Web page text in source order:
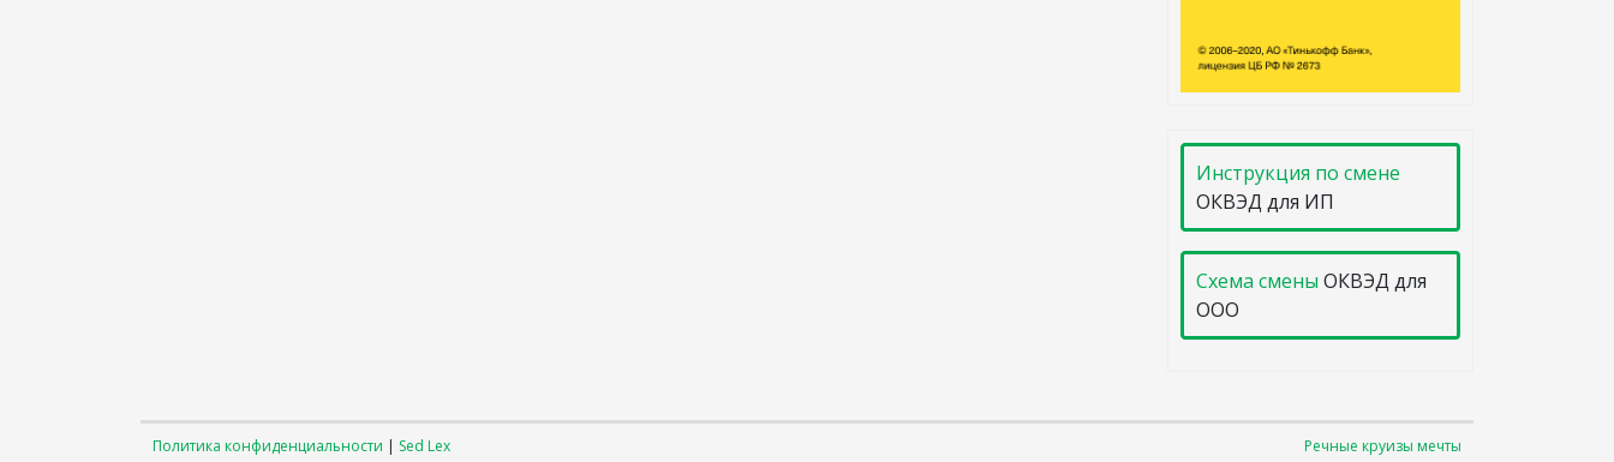
Инструкция по смене
ОКВЭД для ИП
Схема смены ОКВЭД для
ООО
Политика конфиденциальности | Sed Lex Речные круизы мечты